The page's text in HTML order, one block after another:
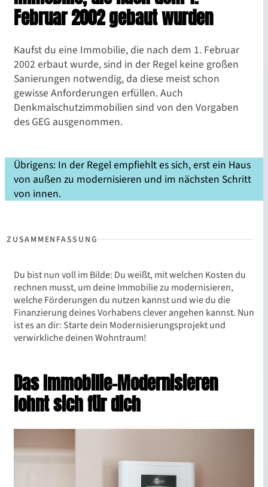
Februar 2002 gebaut wurden
Kaufst du eine Immobilie, die nach dem 1. Februar
2002 erbaut wurde, sind in der Regel keine großen
Sanierungen notwendig, da diese meist schon
gewisse Anforderungen erfüllen. Auch
Denkmalschutzimmobilien sind von den Vorgaben
des GEG ausgenommen.
Übrigens: In der Regel empfiehlt es sich, erst ein Haus
von außen zu modernisieren und im nächsten Schritt
von innen.
Du bist nun voll im Bilde: Du weißt, mit welchen Kosten du
rechnen musst, um deine Immobilie zu modernisieren,
welche Förderungen du nutzen kannst und wie du die
Finanzierung deines Vorhabens clever angehen kannst. Nun
ist es an dir: Starte dein Modernisierungsprojekt und
verwirkliche deinen Wohntraum!
Das Immobilie-Modernisieren
lohnt sich für dich